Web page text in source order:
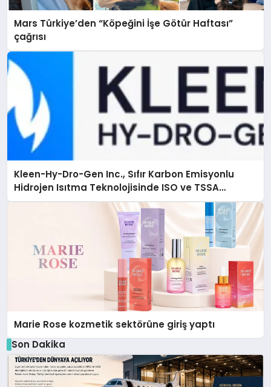
Mars Türkiye’den “Köpeğini İşe Götür Haftası”
çağrısı
Kleen-Hy-Dro-Gen Inc., Sıfır Karbon Emisyonlu
Hidrojen Isıtma Teknolojisinde ISO ve TSSA
Düzenleyici Onaylarını Aldı
Marie Rose kozmetik sektörüne giriş yaptı
Son Dakika